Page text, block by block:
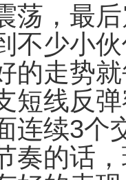
荡，最
不少小
的走势
短线反
连续3个
奏的话